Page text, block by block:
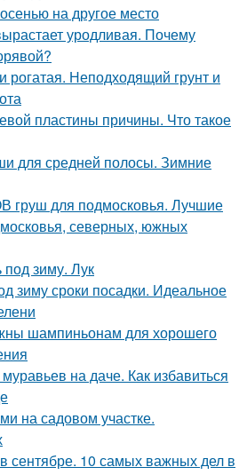
на другое место
уродливая. Почему
рогатая. Неподходящий грунт и
пластины причины. Что такое
для средней полосы. Зимние
груш для подмосковья. Лучшие
северных, южных
зиму. Лук
зиму сроки посадки. Идеальное
шампиньонам для хорошего
на даче. Как избавиться
на садовом участке.
сентябре. 10 самых важных дел в